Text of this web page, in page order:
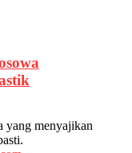
yang menyajikan